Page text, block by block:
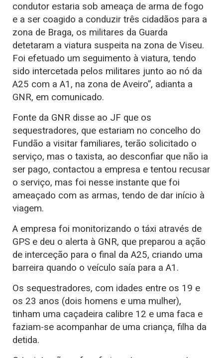
condutor estaria sob ameaça de arma de fogo
e a ser coagido a conduzir três cidadãos para a
zona de Braga, os militares da Guarda
detetaram a viatura suspeita na zona de Viseu.
Foi efetuado um seguimento à viatura, tendo
sido intercetada pelos militares junto ao nó da
A25 com a A1, na zona de Aveiro”, adianta a
GNR, em comunicado.
Fonte da GNR disse ao JF que os
sequestradores, que estariam no concelho do
Fundão a visitar familiares, terão solicitado o
serviço, mas o taxista, ao desconfiar que não ia
ser pago, contactou a empresa e tentou recusar
o serviço, mas foi nesse instante que foi
ameaçado com as armas, tendo de dar início à
viagem.
A empresa foi monitorizando o táxi através de
GPS e deu o alerta à GNR, que preparou a ação
de interceção para o final da A25, criando uma
barreira quando o veículo saía para a A1.
Os sequestradores, com idades entre os 19 e
os 23 anos (dois homens e uma mulher),
tinham uma caçadeira calibre 12 e uma faca e
faziam-se acompanhar de uma criança, filha da
detida.